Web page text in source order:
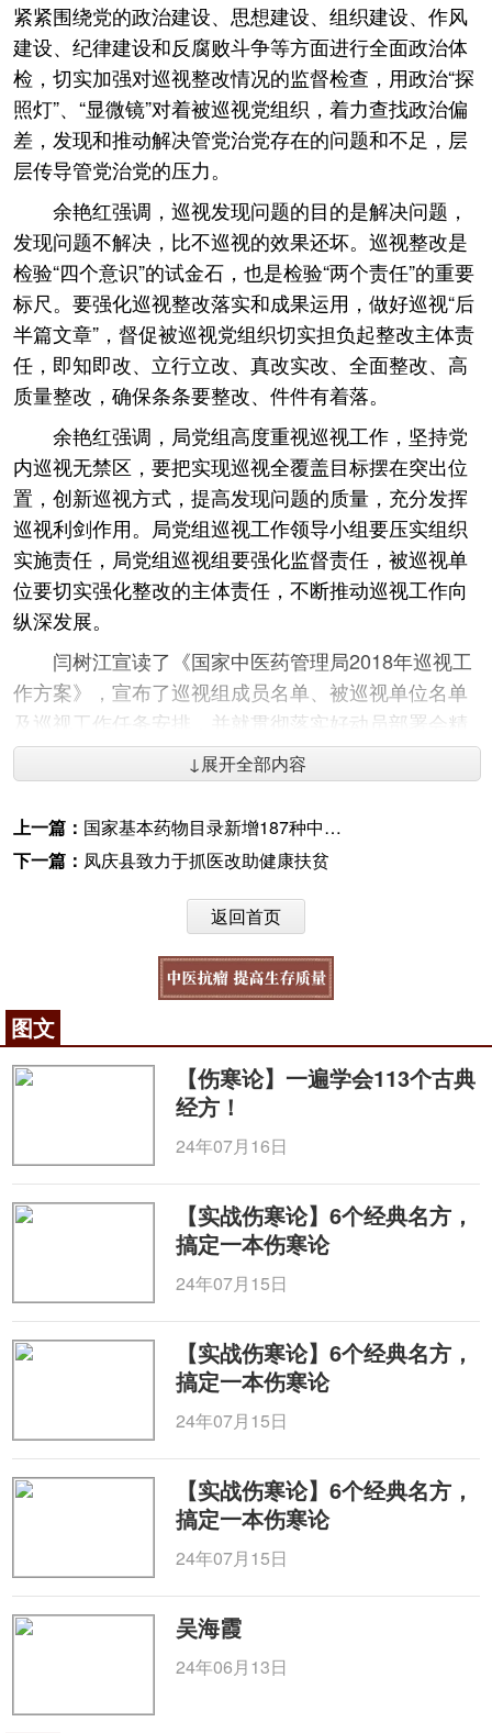
紧紧围绕党的政治建设、思想建设、组织建设、作风
建设、纪律建设和反腐败斗争等方面进行全面政治体
检，切实加强对巡视整改情况的监督检查，用政治“探
照灯”、“显微镜”对着被巡视党组织，着力查找政治偏
差，发现和推动解决管党治党存在的问题和不足，层
层传导管党治党的压力。
余艳红强调，巡视发现问题的目的是解决问题，
发现问题不解决，比不巡视的效果还坏。巡视整改是
检验“四个意识”的试金石，也是检验“两个责任”的重要
标尺。要强化巡视整改落实和成果运用，做好巡视“后
半篇文章”，督促被巡视党组织切实担负起整改主体责
任，即知即改、立行立改、真改实改、全面整改、高
质量整改，确保条条要整改、件件有着落。
余艳红强调，局党组高度重视巡视工作，坚持党
内巡视无禁区，要把实现巡视全覆盖目标摆在突出位
置，创新巡视方式，提高发现问题的质量，充分发挥
巡视利剑作用。局党组巡视工作领导小组要压实组织
实施责任，局党组巡视组要强化监督责任，被巡视单
位要切实强化整改的主体责任，不断推动巡视工作向
纵深发展。
闫树江宣读了《国家中医药管理局2018年巡视工
作方案》，宣布了巡视组成员名单、被巡视单位名单
及巡视工作任务安排，并就贯彻落实好动员部署会精
神提出要求。
小组副组长李长先，局巡视工作领导小组成员、局党
组巡视组成员、局巡视办成员，中华中医药学会、中
各单位党政主要负责同志参加会议。
010-87876186
↓展开全部内容
上一篇： 国家基本药物目录新增187种中西药
下一篇： 凤庆县致力于抓医改助健康扶贫
返回首页
图文
【伤寒论】一遍学会113个古典
经方！
24年07月16日
【实战伤寒论】6个经典名方，
搞定一本伤寒论
24年07月15日
【实战伤寒论】6个经典名方，
搞定一本伤寒论
24年07月15日
【实战伤寒论】6个经典名方，
搞定一本伤寒论
24年07月15日
吴海霞
24年06月13日